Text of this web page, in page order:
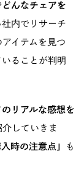
んなチェアを
内でリサーチ
イテムを見つ
ることが判明
リアルな感想を
していきま
時の注意点」
も